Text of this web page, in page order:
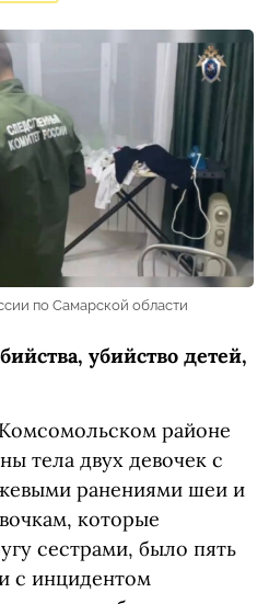
по Самарской области
убийство детей,
районе
тела двух девочек с
ранениями шеи и
которые
сестрами, было пять
с инцидентом